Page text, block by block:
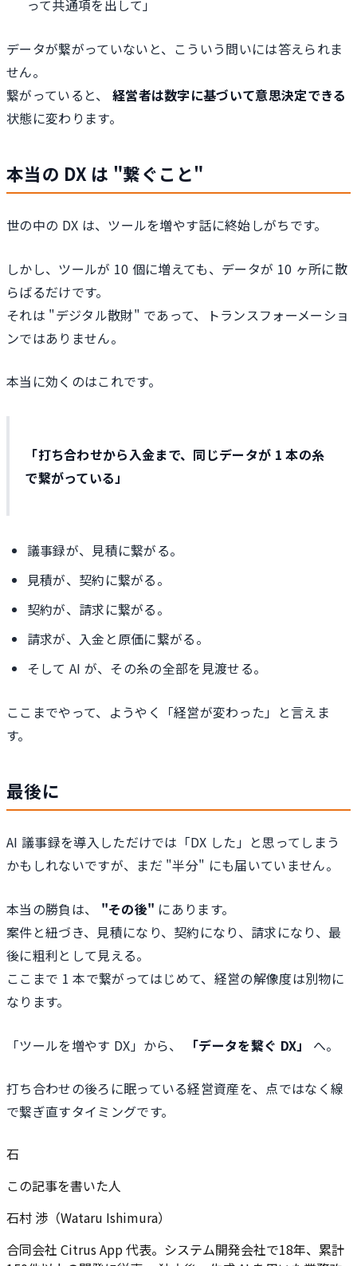
って共通項を出して」
データが繋がっていないと、こういう問いには答えられま
せん。
繋がっていると、 経営者は数字に基づいて意思決定できる
状態に変わります。
本当の DX は "繋ぐこと"
世の中の DX は、ツールを増やす話に終始しがちです。
しかし、ツールが 10 個に増えても、データが 10 ヶ所に散
らばるだけです。
それは "デジタル散財" であって、トランスフォーメーショ
ンではありません。
本当に効くのはこれです。
「打ち合わせから入金まで、同じデータが 1 本の糸
で繋がっている」
議事録が、見積に繋がる。
見積が、契約に繋がる。
契約が、請求に繋がる。
請求が、入金と原価に繋がる。
そして AI が、その糸の全部を見渡せる。
ここまでやって、ようやく「経営が変わった」と言えま
す。
最後に
AI 議事録を導入しただけでは「DX した」と思ってしまう
かもしれないですが、まだ "半分" にも届いていません。
本当の勝負は、 "その後" にあります。
案件と紐づき、見積になり、契約になり、請求になり、最
後に粗利として見える。
ここまで 1 本で繋がってはじめて、経営の解像度は別物に
なります。
「ツールを増やす DX」から、 「データを繋ぐ DX」 へ。
打ち合わせの後ろに眠っている経営資産を、点ではなく線
で繋ぎ直すタイミングです。
石
この記事を書いた人
石村 渉（Wataru Ishimura）
合同会社 Citrus App 代表。システム開発会社で18年、累計